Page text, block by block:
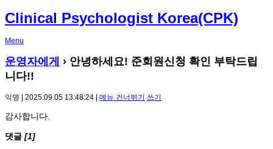
Clinical Psychologist Korea(CPK)
Menu
운영자에게
› 안녕하세요! 준회원신청 확인 부탁드립
니다!!
익명 | 2025.09.05 13:48:24 | 메뉴 건너뛰기 쓰기
감사합니다.
댓글 [1]